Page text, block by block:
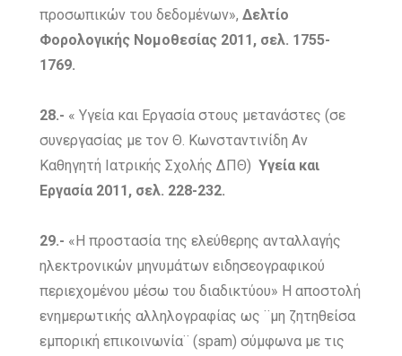
προσωπικών του δεδομένων»,Δελτίο
Φορολογικής Νομοθεσίας 2011, σελ. 1755-
1769.
28.- « Υγεία και Εργασία στους μετανάστες (σε
συνεργασίας με τον Θ. Κωνσταντινίδη Αν
Καθηγητή Ιατρικής Σχολής ΔΠΘ)Υγεία και
Εργασία 2011, σελ. 228-232.
29.- «Η προστασία της ελεύθερης ανταλλαγής
ηλεκτρονικών μηνυμάτων ειδησεογραφικού
περιεχομένου μέσω του διαδικτύου» Η αποστολή
ενημερωτικής αλληλογραφίας ως ¨μη ζητηθείσα
εμπορική επικοινωνία¨ (spam) σύμφωνα με τις